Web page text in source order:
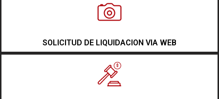
SOLICITUD DE LIQUIDACION VIA WEB